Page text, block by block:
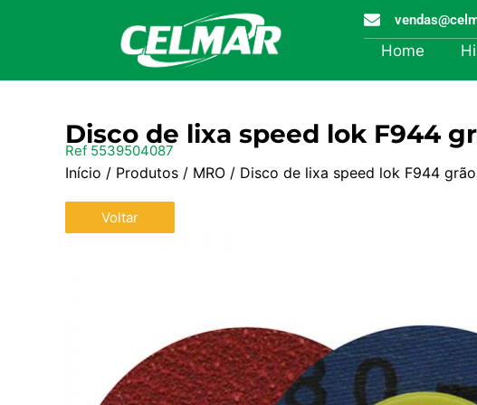
Home
Disco de lixa speed lok F944
Ref 5539504087
Início / Produtos / MRO / Disco de lixa speed lok F944
Voltar